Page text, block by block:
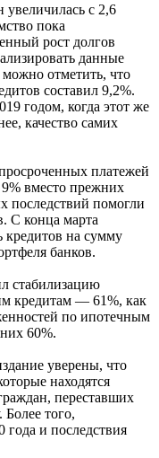
с 2,6
пока
рост долгов
данные
отметить, что
составил 9,2%.
годом, когда этот же
качество самих
платежей
9% вместо прежних
последствий помогли
С конца марта
кредитов на сумму
банков.
стабилизацию
кредитам — 61%, как
по ипотечным
60%.
уверены, что
находятся
переставших
того,
и последствия